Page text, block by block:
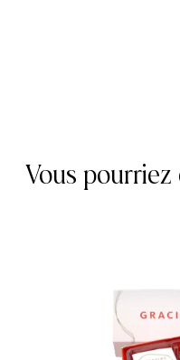
Vous